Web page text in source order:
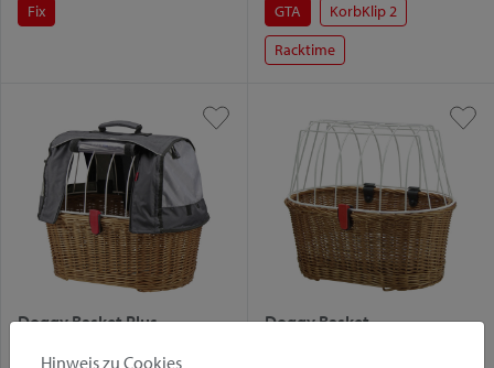
Fix
GTA
KorbKlip 2
Racktime
Doggy Basket Plus
Befestigungsvariante:
Doggy Basket
Hinweis zu Cookies